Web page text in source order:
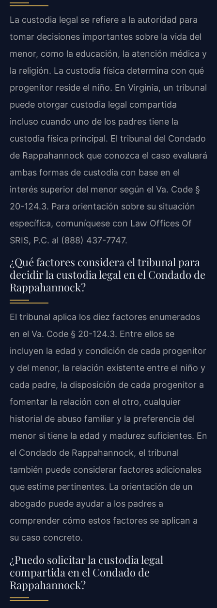
La custodia legal se refiere a la autoridad para
tomar decisiones importantes sobre la vida del
menor, como la educación, la atención médica y
la religión. La custodia física determina con qué
progenitor reside el niño. En Virginia, un tribunal
puede otorgar custodia legal compartida
incluso cuando uno de los padres tiene la
custodia física principal. El tribunal del Condado
de Rappahannock que conozca el caso evaluará
ambas formas de custodia con base en el
interés superior del menor según el Va. Code §
20-124.3. Para orientación sobre su situación
específica, comuníquese con Law Offices Of
SRIS, P.C. al (888) 437-7747.
¿Qué factores considera el tribunal para
decidir la custodia legal en el Condado de
Rappahannock?
El tribunal aplica los diez factores enumerados
en el Va. Code § 20-124.3. Entre ellos se
incluyen la edad y condición de cada progenitor
y del menor, la relación existente entre el niño y
cada padre, la disposición de cada progenitor a
fomentar la relación con el otro, cualquier
historial de abuso familiar y la preferencia del
menor si tiene la edad y madurez suficientes. En
el Condado de Rappahannock, el tribunal
también puede considerar factores adicionales
que estime pertinentes. La orientación de un
abogado puede ayudar a los padres a
comprender cómo estos factores se aplican a
su caso concreto.
¿Puedo solicitar la custodia legal
compartida en el Condado de
Rappahannock?